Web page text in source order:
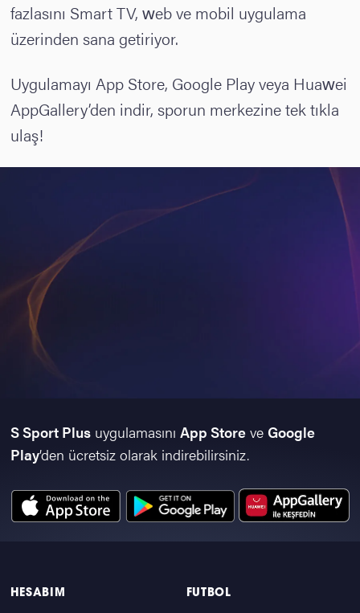
fazlasını Smart TV, web ve mobil uygulama
üzerinden sana getiriyor.
Uygulamayı App Store, Google Play veya Huawei
AppGallery’den indir, sporun merkezine tek tıkla
ulaş!
S Sport Plusuygulamasını App Storeve Google
Play’den ücretsiz olarak indirebilirsiniz.
HESABIM FUTBOL